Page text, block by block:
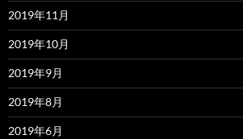
2019年11月
2019年10月
2019年9月
2019年8月
2019年6月